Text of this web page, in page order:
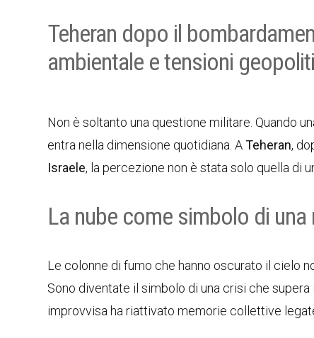
Teheran dopo il
ambientale e tensioni
Non è soltanto una questione militare. Quando
entra nella dimensione quotidiana. ATeheran,
Israele, la percezione non è stata solo quella di
La nube come simbolo di
Le colonne di fumo che hanno oscurato il cielo
Sono diventate il simbolo di una crisi che
improvvisa ha riattivato memorie collettive